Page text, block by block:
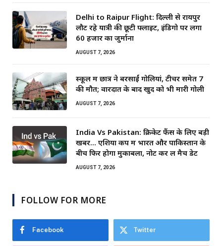
Delhi to Raipur Flight: दिल्ली से रायपुर
लौट रहे यात्री की छूटी फ्लाइट, इंडिगो पर लगा
60 हजार का जुर्माना
AUGUST 7, 2026
स्कूल में छात्र ने बरसाईं गोलियां, टीचर समेत 7
की मौत; वारदात के बाद खुद को भी मारी गोली
AUGUST 7, 2026
India Vs Pakistan: क्रिकेट फैंस के लिए बड़ी
खबर… एशिया कप में भारत और पाकिस्तान के
बीच फिर होगा मुकाबला, नोट कर लें मैच डेट
AUGUST 7, 2026
FOLLOW FOR MORE
Facebook Twitter